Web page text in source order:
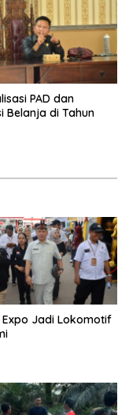
PAD dan
Belanja di Tahun
Expo Jadi Lokomotif